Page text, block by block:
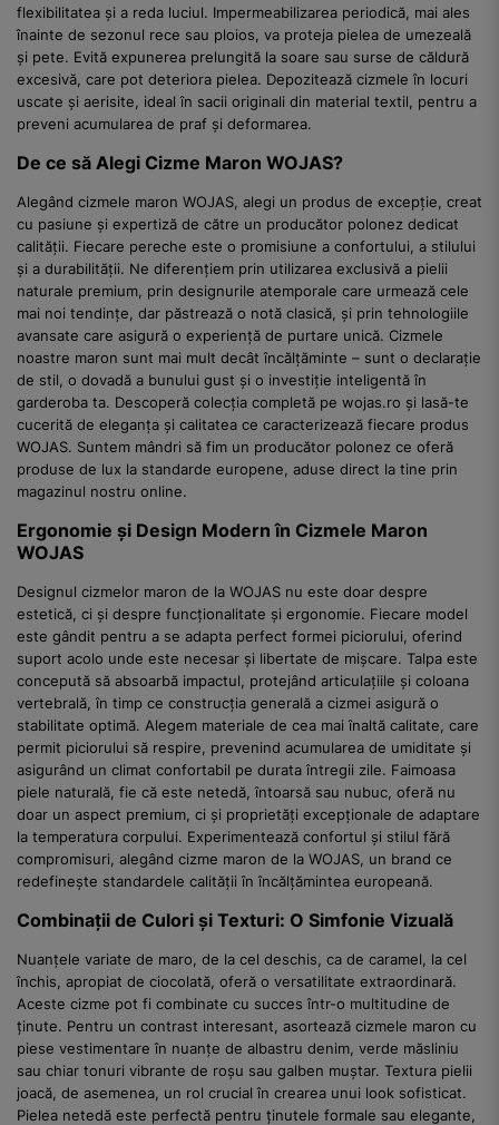
flexibilitatea și a reda luciul. Impermeabilizarea periodică, mai ales
înainte de sezonul rece sau ploios, va proteja pielea de umezeală
și pete. Evită expunerea prelungită la soare sau surse de căldură
excesivă, care pot deteriora pielea. Depozitează cizmele în locuri
uscate și aerisite, ideal în sacii originali din material textil, pentru a
preveni acumularea de praf și deformarea.
De ce să Alegi Cizme Maron WOJAS?
Alegând cizmele maron WOJAS, alegi un produs de excepție, creat
cu pasiune și expertiză de către un producător polonez dedicat
calității. Fiecare pereche este o promisiune a confortului, a stilului
și a durabilității. Ne diferențiem prin utilizarea exclusivă a pielii
naturale premium, prin designurile atemporale care urmează cele
mai noi tendințe, dar păstrează o notă clasică, și prin tehnologiile
avansate care asigură o experiență de purtare unică. Cizmele
noastre maron sunt mai mult decât încălțăminte – sunt o declarație
de stil, o dovadă a bunului gust și o investiție inteligentă în
garderoba ta. Descoperă colecția completă pe wojas.ro și lasă-te
cucerită de eleganța și calitatea ce caracterizează fiecare produs
WOJAS. Suntem mândri să fim un producător polonez ce oferă
produse de lux la standarde europene, aduse direct la tine prin
magazinul nostru online.
Ergonomie și Design Modern în Cizmele Maron
WOJAS
Designul cizmelor maron de la WOJAS nu este doar despre
estetică, ci și despre funcționalitate și ergonomie. Fiecare model
este gândit pentru a se adapta perfect formei piciorului, oferind
suport acolo unde este necesar și libertate de mișcare. Talpa este
concepută să absoarbă impactul, protejând articulațiile și coloana
vertebrală, în timp ce construcția generală a cizmei asigură o
stabilitate optimă. Alegem materiale de cea mai înaltă calitate, care
permit piciorului să respire, prevenind acumularea de umiditate și
asigurând un climat confortabil pe durata întregii zile. Faimoasa
piele naturală, fie că este netedă, întoarsă sau nubuc, oferă nu
doar un aspect premium, ci și proprietăți excepționale de adaptare
la temperatura corpului. Experimentează confortul și stilul fără
compromisuri, alegând cizme maron de la WOJAS, un brand ce
redefinește standardele calității în încălțămintea europeană.
Combinații de Culori și Texturi: O Simfonie Vizuală
Nuanțele variate de maro, de la cel deschis, ca de caramel, la cel
închis, apropiat de ciocolată, oferă o versatilitate extraordinară.
Aceste cizme pot fi combinate cu succes într-o multitudine de
ținute. Pentru un contrast interesant, asortează cizmele maron cu
piese vestimentare în nuanțe de albastru denim, verde măsliniu
sau chiar tonuri vibrante de roșu sau galben muștar. Textura pielii
joacă, de asemenea, un rol crucial în crearea unui look sofisticat.
Pielea netedă este perfectă pentru ținutele formale sau elegante,